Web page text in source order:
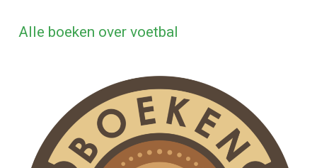
Alle boeken over voetbal